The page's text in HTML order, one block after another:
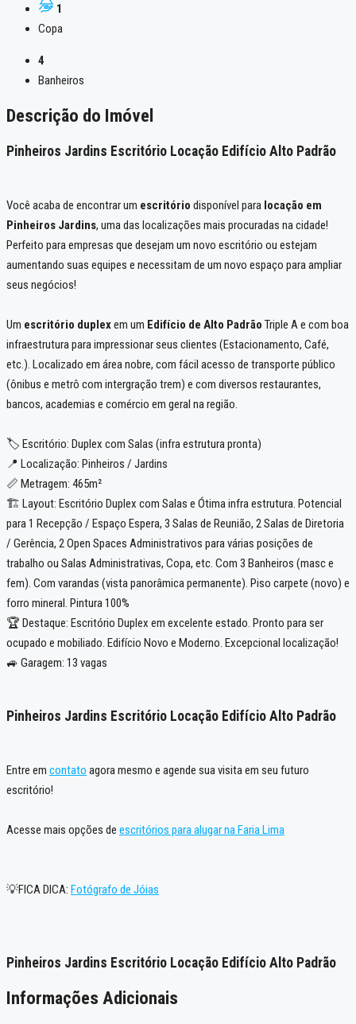
1
Copa
4
Banheiros
Descrição do Imóvel
Pinheiros Jardins Escritório Locação Edifício Alto Padrão
Você acaba de encontrar um escritório disponível para locação em
Pinheiros Jardins, uma das localizações mais procuradas na cidade!
Perfeito para empresas que desejam um novo escritório ou estejam
aumentando suas equipes e necessitam de um novo espaço para ampliar
seus negócios!
Um escritório duplexem um Edifício de Alto Padrão Triple A e com boa
infraestrutura para impressionar seus clientes (Estacionamento, Café,
etc.). Localizado em área nobre, com fácil acesso de transporte público
(ônibus e metrô com intergração trem) e com diversos restaurantes,
bancos, academias e comércio em geral na região.
🏷️ Escritório: Duplex com Salas (infra estrutura pronta)
📍 Localização: Pinheiros / Jardins
📏 Metragem: 465m²
🏗️ Layout: Escritório Duplex com Salas e Ótima infra estrutura. Potencial
para 1 Recepção / Espaço Espera, 3 Salas de Reunião, 2 Salas de Diretoria
/ Gerência, 2 Open Spaces Administrativos para várias posições de
trabalho ou Salas Administrativas, Copa, etc. Com 3 Banheiros (masc e
fem). Com varandas (vista panorâmica permanente). Piso carpete (novo) e
forro mineral. Pintura 100%
🏆 Destaque: Escritório Duplex em excelente estado. Pronto para ser
ocupado e mobiliado. Edifício Novo e Moderno. Excepcional localização!
🚙 Garagem: 13 vagas
Pinheiros Jardins Escritório Locação Edifício Alto Padrão
Entre em contato agora mesmo e agende sua visita em seu futuro
escritório!
Acesse mais opções de escritórios para alugar na Faria Lima
💡FICA DICA: Fotógrafo de Jóias
Pinheiros Jardins Escritório Locação Edifício Alto Padrão
Informações Adicionais